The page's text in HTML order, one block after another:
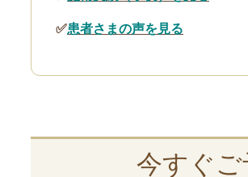
✅患者さまの声を見る
今すぐ